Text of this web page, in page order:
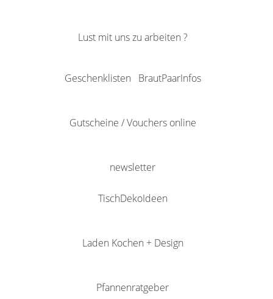
Lust mit uns zu arbeiten ?
Geschenklisten BrautPaarInfos
Gutscheine / Vouchers online
newsletter
TischDekoIdeen
Laden Kochen + Design
Pfannenratgeber